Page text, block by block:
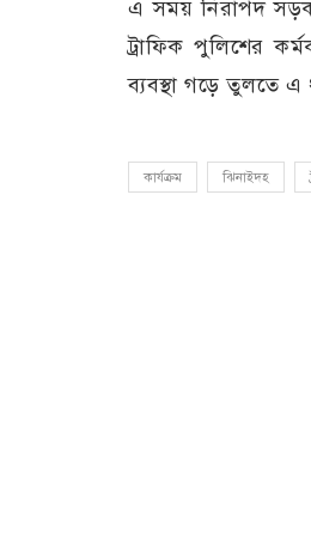
এ সময় নিরাপদ সড়ক
ট্রাফিক পুলিশের
ব্যবস্থা গড়ে তুলতে এ
কার্যক্রম ঝিনাইদহ